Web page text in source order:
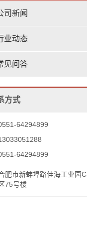
司新闻
业动态
见问答
方式
64294899
64294899
肥市新蚌埠路佳海工业园C
75号楼